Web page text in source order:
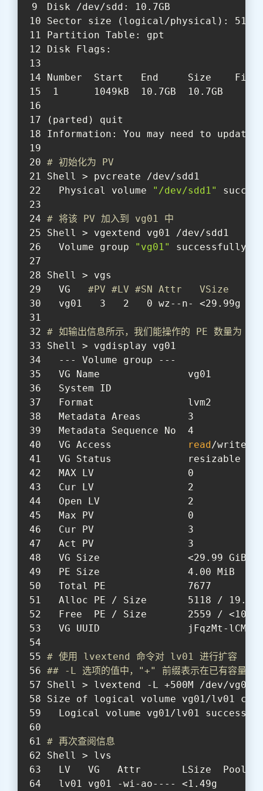
Disk /dev/sdd: 10.7GB
Sector size (logical/physical): 512B/
Partition Table: gpt
Disk Flags:
Number  Start   End     Size    File
1      1049kB  10.7GB  10.7GB
(parted) quit
Information: You may need to
# 初始化为 PV
Shell > pvcreate /dev/sdd1
  Physical volume
"/dev/sdd1"
# 将该 PV 加入到 vg01 中
Shell > vgextend vg01 /dev/sdd1
  Volume group
"vg01" successfully
Shell > vgs
  VG
#PV #LV #SN Attr   VSize
vg01   3   2   0 wz--n- <29.99g
# 如输出信息所示，我们能操作的 PE 数量为
Shell > vgdisplay vg01
  --- Volume group ---
  VG Name               vg01
  System ID
  Format                lvm2
  Metadata Areas        3
  Metadata Sequence No  4
  VG Access
read/write
  VG Status             resizable
  MAX LV                0
  Cur LV                2
  Open LV               2
  Max PV                0
  Cur PV                3
  Act PV                3
  VG Size               <29.99 GiB
  PE Size               4.00 MiB
  Total PE              7677
Alloc PE / Size       5118 / 19.99
Free  PE / Size       2559 /
VG UUID               jFqzMt-
# 使用 lvextend 命令对 lv01 进行扩容
## -L 选项的值中，"+" 前缀表示在已有容量的
Shell > lvextend -L +500M /dev/vg01/
Size of logical volume vg01/lv01
Logical volume vg01/lv01
# 再次查阅信息
Shell > lvs
LV   VG   Attr       LSize  Pool
  lv01 vg01 -wi-ao---- <1.49g